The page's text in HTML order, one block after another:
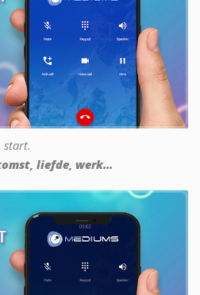
start.
liefde, werk...